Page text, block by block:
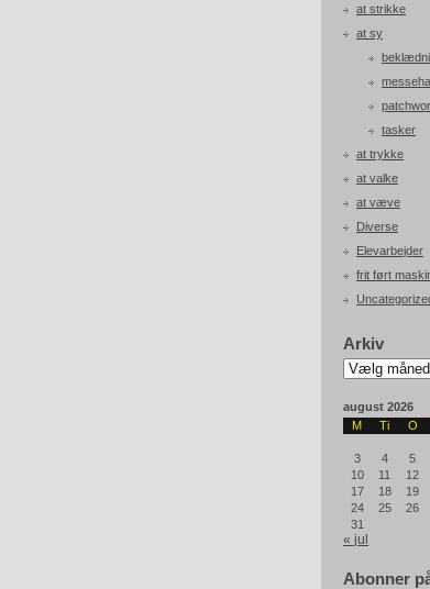
at strikke
at sy
tasker
at trykke
at valke
at væve
Diverse
Elevarbejder
frit ført
Arkiv
Arkiv
august 2026
M
Ti O
3
4 5
10
11 12
17
18 19
24
25 26
31
« jul
Abonner